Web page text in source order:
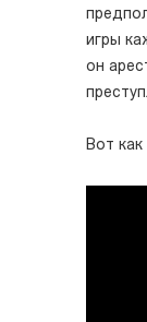
игры
он
Вот